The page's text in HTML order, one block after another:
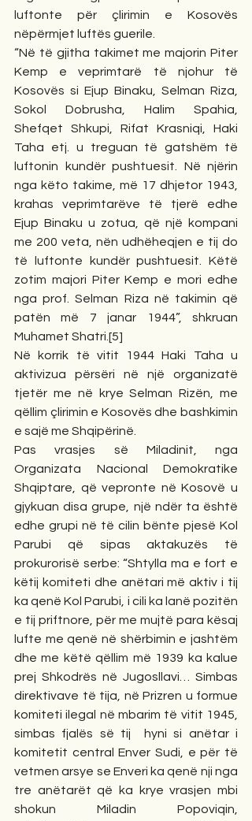
luftonte për çlirimin e Kosovës
nëpërmjet luftës guerile.
“Në të gjitha takimet me majorin Piter
Kemp e veprimtarë të njohur të
Kosovës si Ejup Binaku, Selman Riza,
Sokol Dobrusha, Halim Spahia,
Shefqet Shkupi, Rifat Krasniqi, Haki
Taha etj. u treguan të gatshëm të
luftonin kundër pushtuesit. Në njërin
nga këto takime, më 17 dhjetor 1943,
krahas veprimtarëve të tjerë edhe
Ejup Binaku u zotua, që një kompani
me 200 veta, nën udhëheqjen e tij do
të luftonte kundër pushtuesit. Këtë
zotim majori Piter Kemp e mori edhe
nga prof. Selman Riza në takimin që
patën më 7 janar 1944”, shkruan
Muhamet Shatri.[5]
Në korrik të vitit 1944 Haki Taha u
aktivizua përsëri në një organizatë
tjetër me në krye Selman Rizën, me
qëllim çlirimin e Kosovës dhe bashkimin
e sajë me Shqipërinë.
Pas vrasjes së Miladinit, nga
Organizata Nacional Demokratike
Shqiptare, që vepronte në Kosovë u
gjykuan disa grupe, një ndër ta është
edhe grupi në të cilin bënte pjesë Kol
Parubi që sipas aktakuzës të
prokurorisë serbe: “Shtylla ma e fort e
këtij komiteti dhe anëtari më aktiv i tij
ka qenë Kol Parubi, i cili ka lanë pozitën
e tij priftnore, për me mujtë para kësaj
lufte me qenë në shërbimin e jashtëm
dhe me këtë qëllim më 1939 ka kalue
prej Shkodrës në Jugosllavi… Simbas
direktivave të tija, në Prizren u formue
komiteti ilegal në mbarim të vitit 1945,
simbas fjalës së tij  hyni si anëtar i
komitetit central Enver Sudi, e për të
vetmen arsye se Enveri ka qenë nji nga
tre anëtarët që ka krye vrasjen mbi
shokun Miladin Popoviqin,